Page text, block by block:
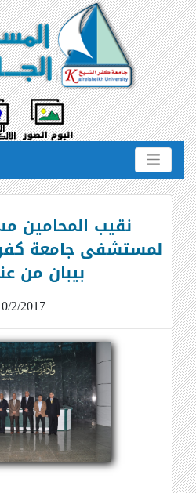
نقيب المحامين
لمستشفى جامعة
بيبان من
2/2017